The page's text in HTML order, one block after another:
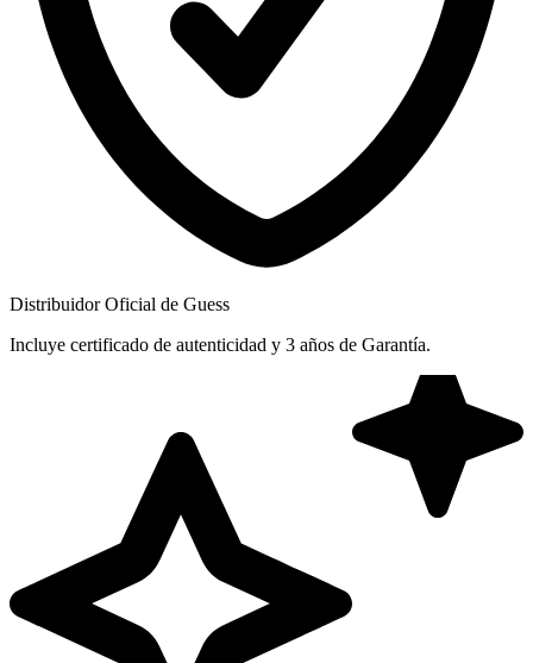
Distribuidor Oficial de Guess
Incluye certificado de autenticidad y 3 años de Garantía.